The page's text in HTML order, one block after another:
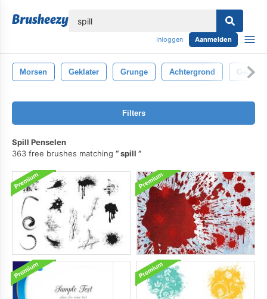
Inloggen Aanmelden
Morsen Geklater Grunge Achtergrond
Filters
Spill Penselen
363 free brushes matching
spill